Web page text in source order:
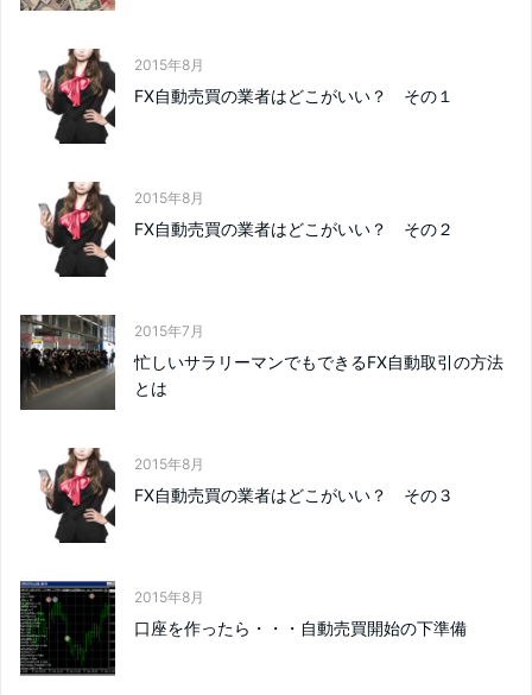
2015年8月
FX自動売買の業者はどこがいい？ その１
2015年8月
FX自動売買の業者はどこがいい？ その２
2015年7月
忙しいサラリーマンでもできるFX自動取引の方法
とは
2015年8月
FX自動売買の業者はどこがいい？ その３
2015年8月
口座を作ったら・・・自動売買開始の下準備